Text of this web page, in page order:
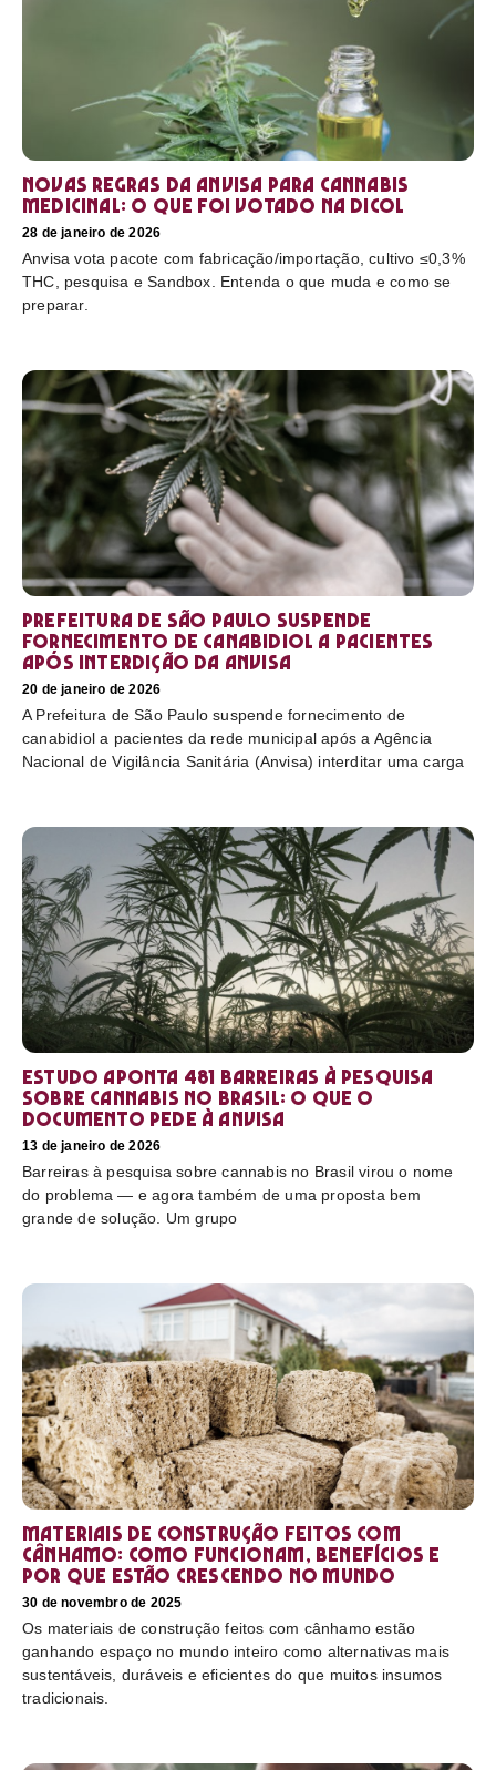
Novas regras da Anvisa para cannabis
medicinal: o que foi votado na Dicol
28 de janeiro de 2026
Anvisa vota pacote com fabricação/importação, cultivo ≤0,3%
THC, pesquisa e Sandbox. Entenda o que muda e como se
preparar.
Prefeitura de São Paulo suspende
fornecimento de canabidiol a pacientes
após interdição da Anvisa
20 de janeiro de 2026
A Prefeitura de São Paulo suspende fornecimento de
canabidiol a pacientes da rede municipal após a Agência
Nacional de Vigilância Sanitária (Anvisa) interditar uma carga
Estudo aponta 481 barreiras à pesquisa
sobre cannabis no Brasil: o que o
documento pede à Anvisa
13 de janeiro de 2026
Barreiras à pesquisa sobre cannabis no Brasil virou o nome
do problema — e agora também de uma proposta bem
grande de solução. Um grupo
Materiais de construção feitos com
cânhamo: como funcionam, benefícios e
por que estão crescendo no mundo
30 de novembro de 2025
Os materiais de construção feitos com cânhamo estão
ganhando espaço no mundo inteiro como alternativas mais
sustentáveis, duráveis e eficientes do que muitos insumos
tradicionais.